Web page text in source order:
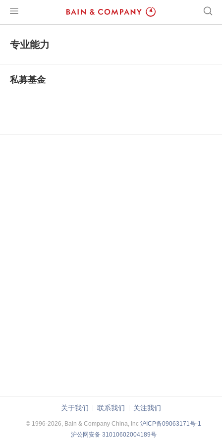
专业能力
私募基金
关于我们 联系我们 关注我们
© 1996-2026, Bain & Company China, Inc沪ICP备09063171号-1
沪公网安备 31010602004189号